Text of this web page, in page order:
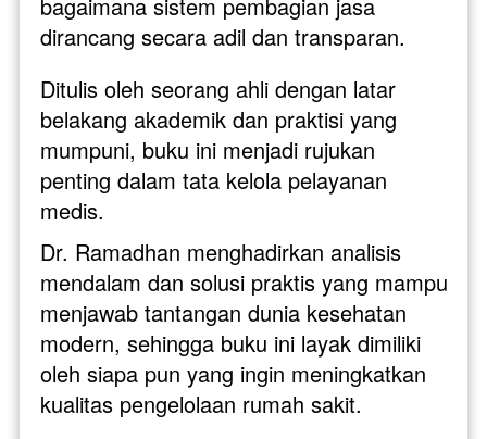
dirancang secara adil dan transparan.
Ditulis oleh seorang ahli dengan latar
belakang akademik dan praktisi yang
mumpuni, buku ini menjadi rujukan
penting dalam tata kelola pelayanan
medis.
Dr. Ramadhan menghadirkan analisis
mendalam dan solusi praktis yang mampu
menjawab tantangan dunia kesehatan
modern, sehingga buku ini layak dimiliki
oleh siapa pun yang ingin meningkatkan
kualitas pengelolaan rumah sakit.